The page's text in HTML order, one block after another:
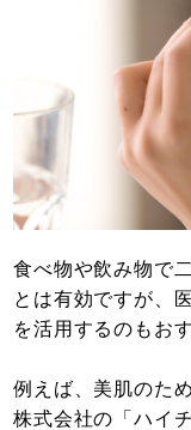
食べ物や飲み物で
とは有効ですが、
を活用するのもお
例えば、美肌のた
株式会社の「ハイ